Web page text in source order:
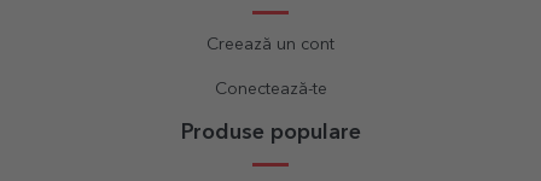
Creează un cont
Conectează-te
Produse populare